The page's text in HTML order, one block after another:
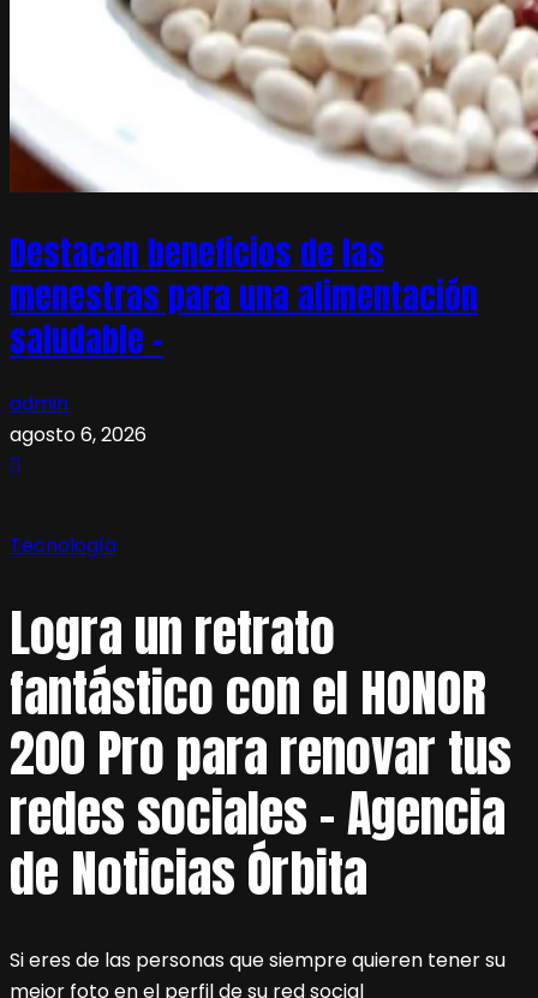
Destacan beneficios de las
menestras para una alimentación
saludable –
admin
agosto 6, 2026
Tecnología
Logra un retrato
fantástico con el HONOR
200 Pro para renovar tus
redes sociales – Agencia
de Noticias Órbita
Si eres de las personas que siempre quieren tener su
mejor foto en el perfil de su red social